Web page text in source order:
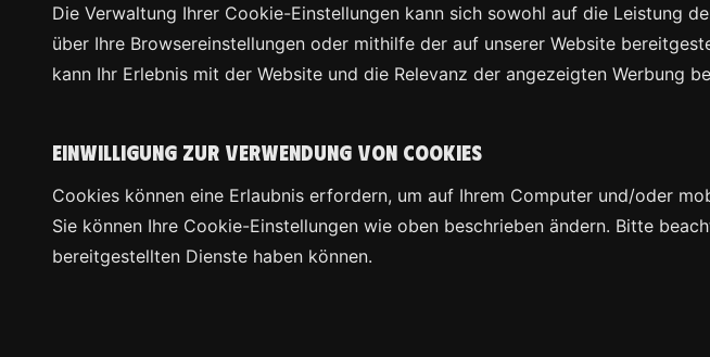
Die Verwaltung Ihrer Cookie-Einstellungen kann sich sowohl auf die Leistung
über Ihre Browsereinstellungen oder mithilfe der auf unserer Website
kann Ihr Erlebnis mit der Website und die Relevanz der angezeigten Werbung
Einwilligung zur Verwendung von Cookies
Cookies können eine Erlaubnis erfordern, um auf Ihrem Computer und/oder
Sie können Ihre Cookie-Einstellungen wie oben beschrieben ändern. Bitte
bereitgestellten Dienste haben können.